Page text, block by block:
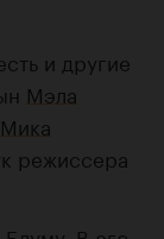
и другие
Мэла
Мика
режиссера